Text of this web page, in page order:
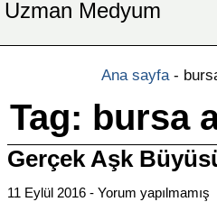
Uzman Medyum
Ana sayfa-
Tag: bursa
Gerçek Aşk
11 Eylül 2016
Yorum yapılmamış